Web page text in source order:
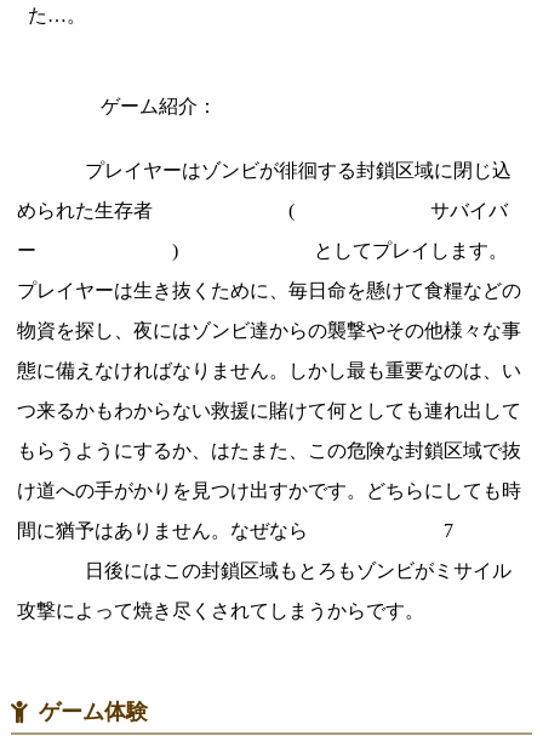
た…。
ゲーム紹介：
プレイヤーはゾンビが徘徊する封鎖区域に閉じ込
められた生存者
(
サバイバ
ー
)
としてプレイします。
プレイヤーは生き抜くために、毎日命を懸けて食糧などの
物資を探し、夜にはゾンビ達からの襲撃やその他様々な事
態に備えなければなりません。しかし最も重要なのは、い
つ来るかもわからない救援に賭けて何としても連れ出して
もらうようにするか、はたまた、この危険な封鎖区域で抜
け道への手がかりを見つけ出すかです。どちらにしても時
間に猶予はありません。なぜなら
7
日後にはこの封鎖区域もとろもゾンビがミサイル
攻撃によって焼き尽くされてしまうからです。
ゲーム体験